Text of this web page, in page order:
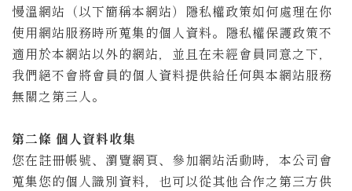
慢溫網站（以下簡稱本網站）隱私權政策如何處理在你
使用網站服務時所蒐集的個人資料。隱私權保護政策不
適用於本網站以外的網站，並且在未經會員同意之下，
我們絕不會將會員的個人資料提供給任何與本網站服務
無關之第三人。
第二條 個人資料收集
您在註冊帳號、瀏覽網頁、參加網站活動時，本公司會
蒐集您的個人識別資料，也可以從其他合作之第三方供